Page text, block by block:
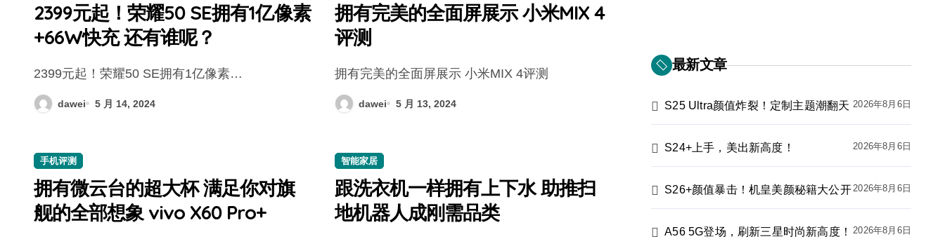
2399元起！荣耀50 SE拥有1亿像素
+66W快充 还有谁呢？
2399元起！荣耀50 SE拥有1亿像素…
dawei 5 月 14, 2024
拥有完美的全面屏展示 小米MIX 4
评测
拥有完美的全面屏展示 小米MIX 4评测
dawei 5 月 13, 2024
手机评测
拥有微云台的超大杯 满足你对旗
舰的全部想象 vivo X60 Pro+
智能家居
跟洗衣机一样拥有上下水 助推扫
地机器人成刚需品类
最新文章
S25 Ultra颜值炸裂！定制主题潮翻天 2026年8月6日
S24+上手，美出新高度！ 2026年8月6日
S26+颜值暴击！机皇美颜秘籍大公开2026年8月6日
A56 5G登场，刷新三星时尚新高度！ 2026年8月6日